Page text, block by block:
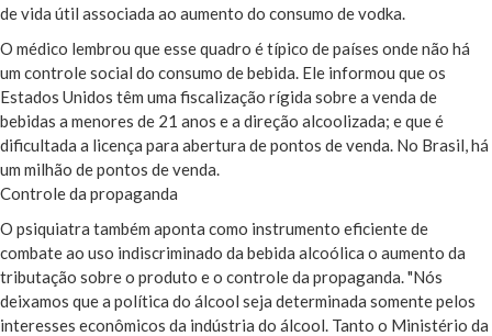
de vida útil associada ao aumento do consumo de vodka.
O médico lembrou que esse quadro é típico de países onde não há
um controle social do consumo de bebida. Ele informou que os
Estados Unidos têm uma fiscalização rígida sobre a venda de
bebidas a menores de 21 anos e a direção alcoolizada; e que é
dificultada a licença para abertura de pontos de venda. No Brasil, há
um milhão de pontos de venda.
Controle da propaganda
O psiquiatra também aponta como instrumento eficiente de
combate ao uso indiscriminado da bebida alcoólica o aumento da
tributação sobre o produto e o controle da propaganda. "Nós
deixamos que a política do álcool seja determinada somente pelos
interesses econômicos da indústria do álcool. Tanto o Ministério da